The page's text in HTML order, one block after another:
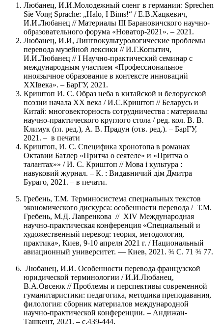
Любанец, И.И.Молодежный сленг в германии: Sprechen
Sie Vong Sprache: „Halo, I Bims!“ / Е.В.Хацкевич,
И.И.Любанец // Материалы III Барановичского научно-
образовательного форума «Новатор-2021». – 2021.
Любанец, И.И, Лингвокультурологические проблемы
перевода музейной лексики // И.Г.Копытич,
И.И.Любанец // I Научно-практический семинар с
международным участием «Профессиональное
иноязычное образование в контексте инноваций
XXIвека». – БарГУ, 2021.
Криштоп И. С. Образ неба в китайской и белорусской
поэзии начала ХХ века / И.С.Криштоп // Беларусь и
Китай: многовекторность сотрудничества : материалы
научно-практического круглого стола / ред. кол. В. В.
Климук (гл. ред.), А. В. Прадун (отв. ред.). – БарГУ,
2021. – в печати
Криштоп, И. С. Специфика хронотопа в романах
Октавии Батлер «Пpитча о сеятеле» и «Притча о
талантах»» / И. С. Криштоп // Мова і культура :
навуковий журнал. – К. : Видавничий дім Дмитра
Бураго, 2021. – в печати.
Гребень, Т.М. Терминосистема специальных текстов
экономического дискурса: особенности перевода / Т.М.
Гребень, М.Д. Лавренкова // XІV Международная
научно-практическая конференция «Специальный и
художественный перевод: теория, методология,
практика», Киев, 9-10 апреля 2021 г. / Национальный
авиационный университет. ― Киев, 2021. ¾ С. 71 ¾ 77.
Любанец, И.И. Особенности перевода французской
юридической терминологии / И.И.Любанец,
В.А.Овсеюк // Проблемы и перспективы современной
гуманитаристики: педагогика, методика преподавания,
филология: сборник материалов международной
научно-практической конференции. – Андижан-
Ташкент, 2021. – с.439-444.